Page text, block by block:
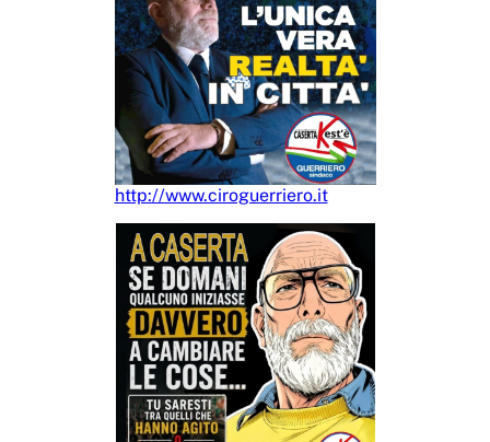
http://www.ciroguerriero.it